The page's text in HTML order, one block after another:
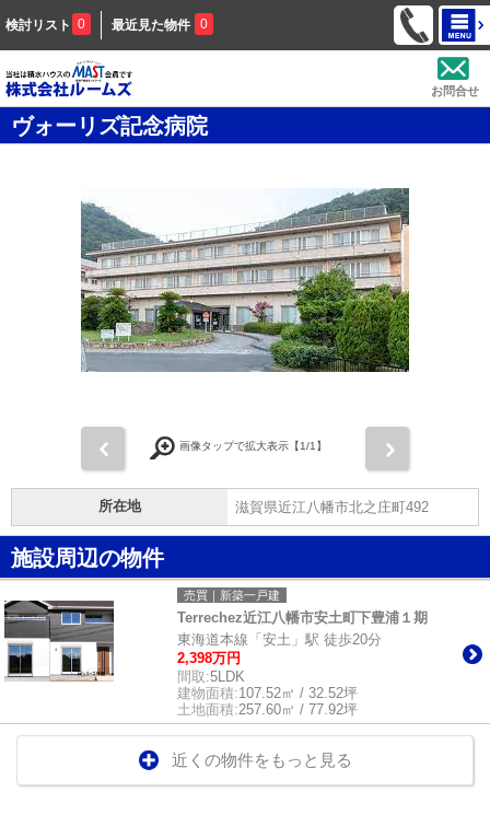
検討リスト 0 最近見た物件 0
お問合せ
ヴォーリズ記念病院
画像タップで拡大表示【1/1】
所在地 滋賀県近江八幡市北之庄町492
施設周辺の物件
売買｜新築一戸建
Terrechez近江八幡市安土町下豊浦１期
東海道本線「安土」駅 徒歩20分
2,398万円
間取:5LDK
建物面積:107.52㎡ / 32.52坪
土地面積:257.60㎡ / 77.92坪
近くの物件をもっと見る